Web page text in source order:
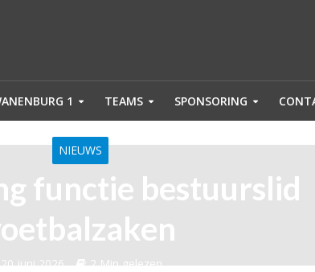
1 TEAMS SPONSORING
NIEUWS
functie bestuurslid
20 juni 2026 2 Min gelezen